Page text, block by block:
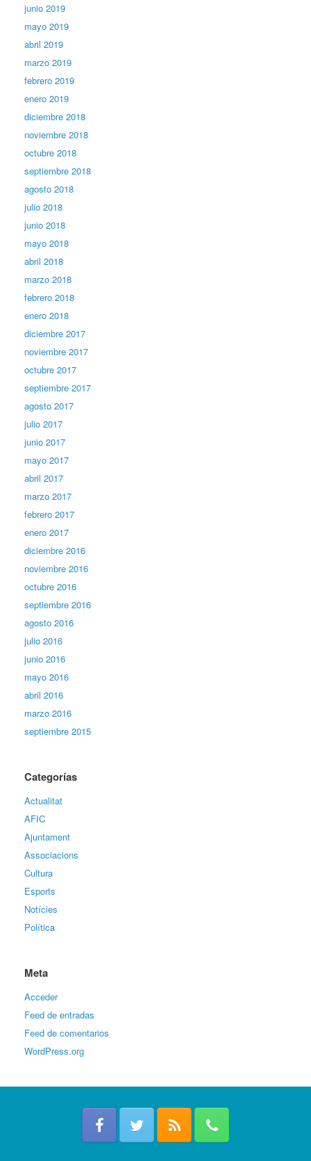
junio 2019
mayo 2019
abril 2019
marzo 2019
febrero 2019
enero 2019
diciembre 2018
noviembre 2018
octubre 2018
septiembre 2018
agosto 2018
julio 2018
junio 2018
mayo 2018
abril 2018
marzo 2018
febrero 2018
enero 2018
diciembre 2017
noviembre 2017
octubre 2017
septiembre 2017
agosto 2017
julio 2017
junio 2017
mayo 2017
abril 2017
marzo 2017
febrero 2017
enero 2017
diciembre 2016
noviembre 2016
octubre 2016
septiembre 2016
agosto 2016
julio 2016
junio 2016
mayo 2016
abril 2016
marzo 2016
septiembre 2015
Categorías
Actualitat
AFIC
Ajuntament
Associacions
Cultura
Esports
Notícies
Política
Meta
Acceder
Feed de entradas
Feed de comentarios
WordPress.org